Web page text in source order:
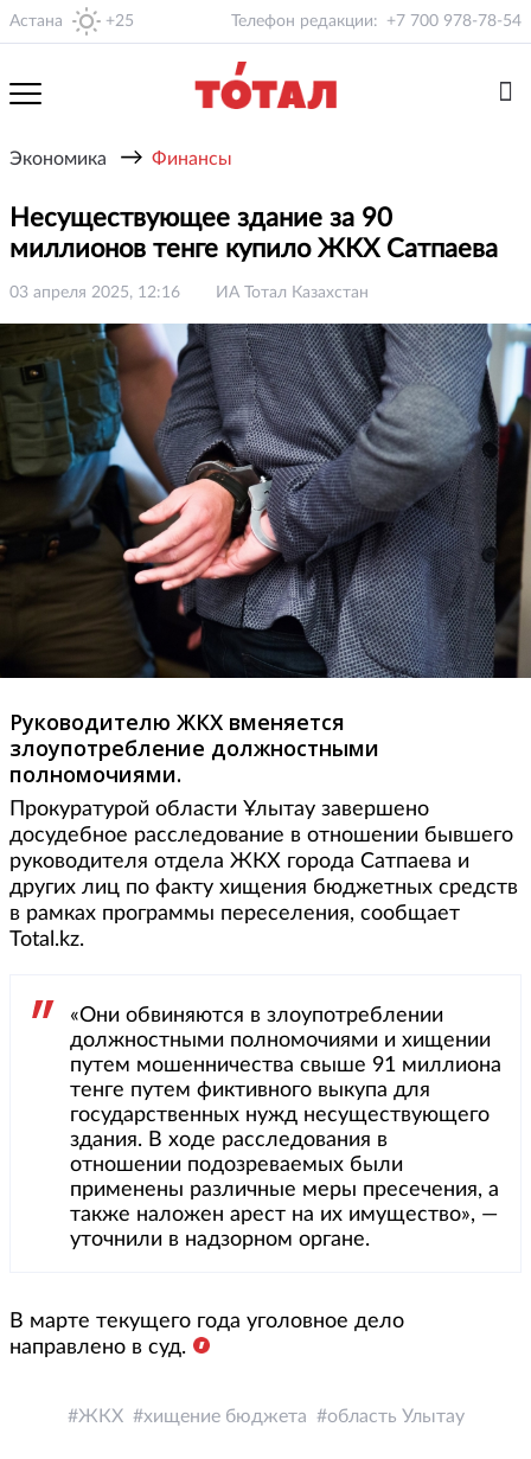
Астана +25 Телефон редакции: +7 700 978-78-54
Экономика → Финансы
Несуществующее здание за 90
миллионов тенге купило ЖКХ Сатпаева
03 апреля 2025, 12:16 ИА Тотал Казахстан
Руководителю ЖКХ вменяется
злоупотребление должностными
полномочиями.
Прокуратурой области Ұлытау завершено
досудебное расследование в отношении бывшего
руководителя отдела ЖКХ города Сатпаева и
других лиц по факту хищения бюджетных средств
в рамках программы переселения, сообщает
Total.kz.
«Они обвиняются в злоупотреблении
должностными полномочиями и хищении
путем мошенничества свыше 91 миллиона
тенге путем фиктивного выкупа для
государственных нужд несуществующего
здания. В ходе расследования в
отношении подозреваемых были
применены различные меры пресечения, а
также наложен арест на их имущество», —
уточнили в надзорном органе.
В марте текущего года уголовное дело
направлено в суд.
ЖКХ хищение бюджета область Улытау